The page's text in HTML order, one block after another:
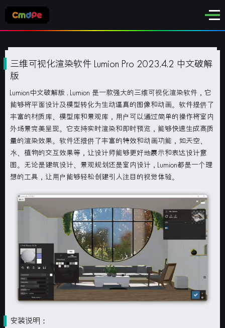
三维可视化渲染软件 Lumion Pro 2023.4.2 中文破解
版
Lumion中文破解版 . Lumion 是一款强大的三维可视化渲染软件，它
能够将平面设计及模型转化为生动逼真的图像和动画。软件提供了
丰富的材质库、模型库和景观库，用户可以通过简单的操作将室内
外场景完美呈现。它支持实时渲染和即时预览，能够快速生成高质
量的渲染效果。软件还提供了丰富的特效和动画功能，如天空、
水、植物的交互效果等，让设计师能够更好地展示和表达设计意
图。无论是建筑设计、景观规划还是室内设计，Lumion都是一个理
想的工具，让用户能够轻松创建引人注目的视觉体验。
安装说明：